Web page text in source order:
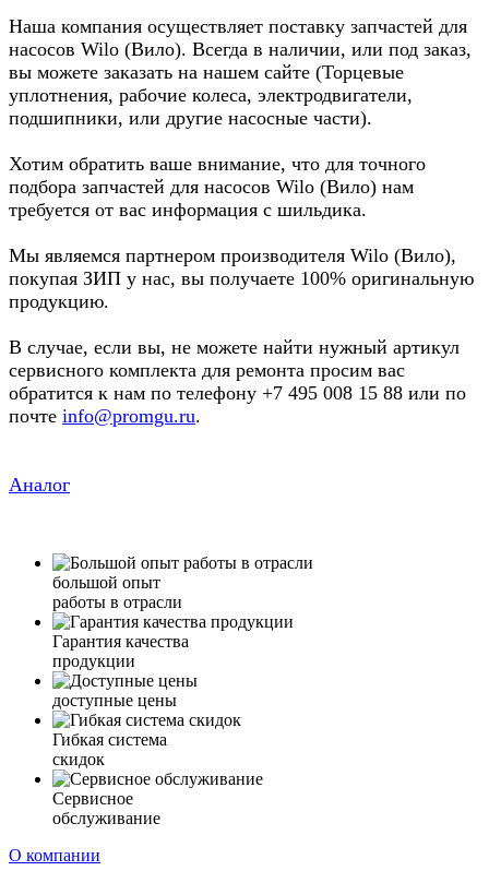
Наша компания осуществляет поставку запчастей для
насосов Wilo (Вило). Всегда в наличии, или под заказ,
вы можете заказать на нашем сайте (Торцевые
уплотнения, рабочие колеса, электродвигатели,
подшипники, или другие насосные части).
Хотим обратить ваше внимание, что для точного
подбора запчастей для насосов Wilo (Вило) нам
требуется от вас информация с шильдика.
Мы являемся партнером производителя Wilo (Вило),
покупая ЗИП у нас, вы получаете 100% оригинальную
продукцию.
В случае, если вы, не можете найти нужный артикул
сервисного комплекта для ремонта просим вас
обратится к нам по телефону +7 495 008 15 88 или по
почте info@promgu.ru.
Аналог
большой опыт
работы в отрасли
Гарантия качества
продукции
доступные цены
Гибкая система
скидок
Сервисное
обслуживание
О компании